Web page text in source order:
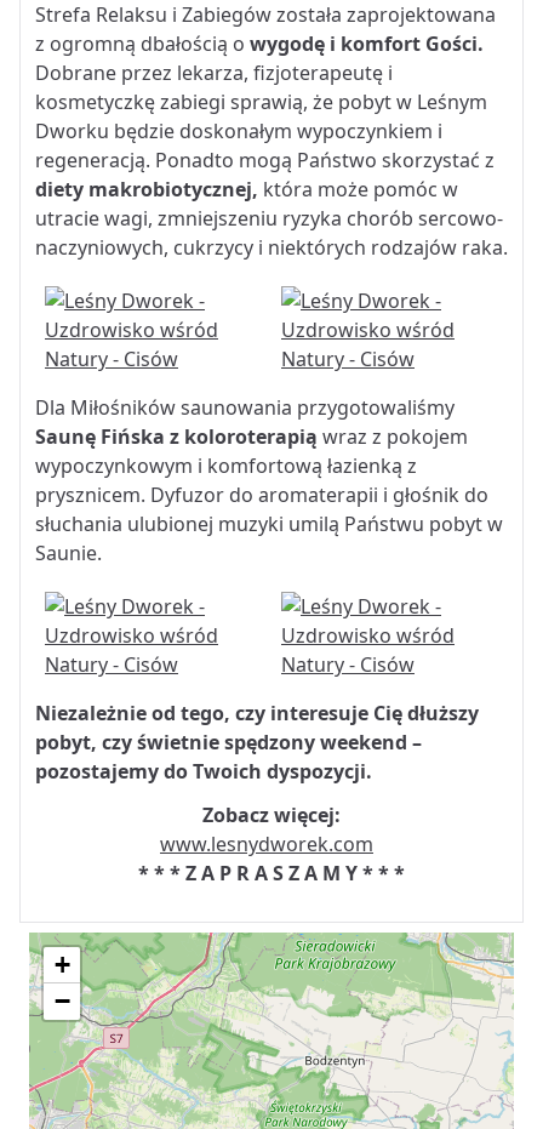
Strefa Relaksu i Zabiegów została zaprojektowana
z ogromną dbałością o wygodę i komfort Gości.
Dobrane przez lekarza, fizjoterapeutę i
kosmetyczkę zabiegi sprawią, że pobyt w Leśnym
Dworku będzie doskonałym wypoczynkiem i
regeneracją. Ponadto mogą Państwo skorzystać z
diety makrobiotycznej, która może pomóc w
utracie wagi, zmniejszeniu ryzyka chorób sercowo-
naczyniowych, cukrzycy i niektórych rodzajów raka.
Dla Miłośników saunowania przygotowaliśmy
Saunę Fińska z koloroterapią wraz z pokojem
wypoczynkowym i komfortową łazienką z
prysznicem. Dyfuzor do aromaterapii i głośnik do
słuchania ulubionej muzyki umilą Państwu pobyt w
Saunie.
Niezależnie od tego, czy interesuje Cię dłuższy
pobyt, czy świetnie spędzony weekend –
pozostajemy do Twoich dyspozycji.
Zobacz więcej:
www.lesnydworek.com
* * * Z A P R A S Z A M Y * * *
+
−